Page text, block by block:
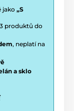
jako „S
produktů do
, neplatí na
a sklo